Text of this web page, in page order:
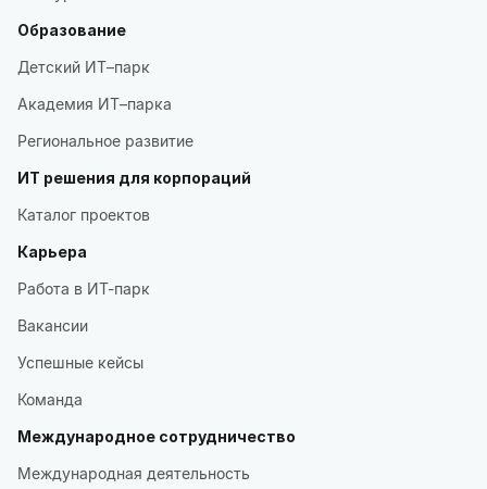
Образование
Детский ИТ–парк
Академия ИТ–парка
Региональное развитие
ИТ решения для корпораций
Каталог проектов
Карьера
Работа в ИТ-парк
Вакансии
Успешные кейсы
Команда
Международное сотрудничество
Международная деятельность